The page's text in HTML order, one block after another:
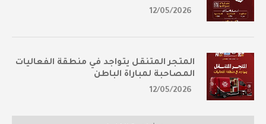
12/05/2026
المتجر المتنقل يتواجد في منطقة الفعاليات
المصاحبة لمباراة الباطن
12/05/2026